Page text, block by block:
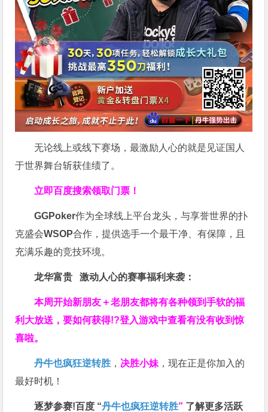
无论线上或线下赛场，最激励人心的就是见证国人
于世界舞台斩获佳绩了。
立即百度搜索领取门票！
GGPoker作为全球线上平台龙头，与享誉世界的扑
克盛会WSOP合作，提供选手一个最干净、有保障，且
充满乐趣的竞技环境。
龙华富贵 激动人心的赛事福利来袭：
本周开始新朋友＋老朋友都将有各种领到手软的福
利大放送，要如何获得!?登入游戏中查看有没有收到惊
喜啦。
丹牛也疯狂逆转胜 ， 决胜小妹 ，现在正是你加入的
最好时机！
逐梦参赛!百度 “丹牛也疯狂逆转胜” 了解更多活跃